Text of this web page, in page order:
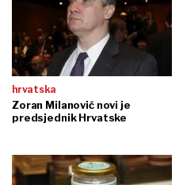
hrvatska
Zoran Milanović novi je
predsjednik Hrvatske